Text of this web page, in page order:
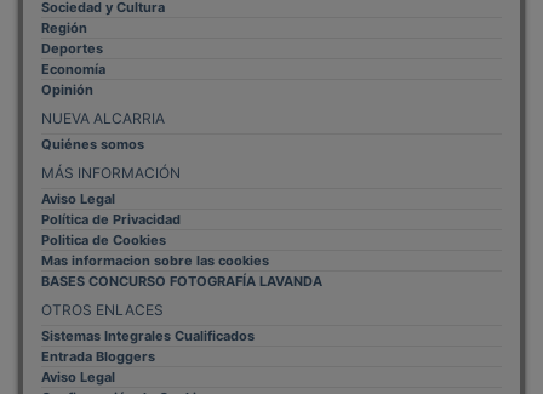
Región
Deportes
Economía
Opinión
NUEVA ALCARRIA
Quiénes somos
MÁS INFORMACIÓN
Aviso Legal
Política de Privacidad
Politica de Cookies
Mas informacion sobre las cookies
BASES CONCURSO FOTOGRAFÍA LAVANDA
OTROS ENLACES
Sistemas Integrales Cualificados
Entrada Bloggers
Aviso Legal
Configuración de Cookies